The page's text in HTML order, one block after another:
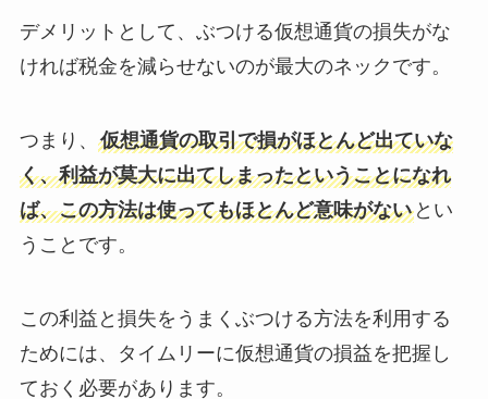
デメリットとして、ぶつける仮想通貨の損失がな
ければ税金を減らせないのが最大のネックです。
つまり、 仮想通貨の取引で損がほとんど出ていな
く、利益が莫大に出てしまったということになれ
ば、この方法は使ってもほとんど意味がないとい
うことです。
この利益と損失をうまくぶつける方法を利用する
ためには、タイムリーに仮想通貨の損益を把握し
ておく必要があります。